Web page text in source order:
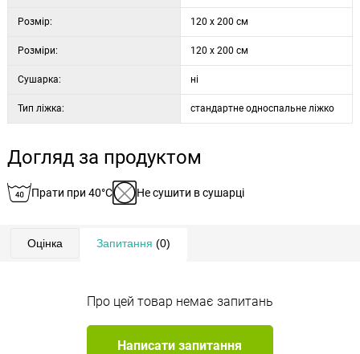
Розмір: 120 x 200 см
Розміри: 120 x 200 см
Сушарка: ні
Тип ліжка: стандартне односпальне ліжко
Догляд за продуктом
Прати при 40°C Не сушити в сушарці
Оцінка Запитання (0)
Про цей товар немає запитань
Написати запитання